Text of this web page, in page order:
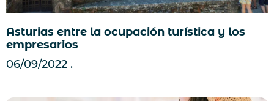
Asturias entre la ocupación turística y los
empresarios
06/09/2022